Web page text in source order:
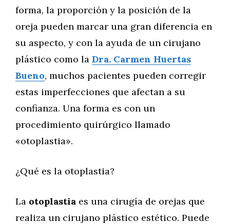
forma, la proporción y la posición de la
oreja pueden marcar una gran diferencia en
su aspecto, y con la ayuda de un cirujano
plástico como la Dra. Carmen Huertas
Bueno, muchos pacientes pueden corregir
estas imperfecciones que afectan a su
confianza. Una forma es con un
procedimiento quirúrgico llamado
«otoplastia».
¿Qué es la otoplastia?
La otoplastia es una cirugía de orejas que
realiza un cirujano plástico estético. Puede